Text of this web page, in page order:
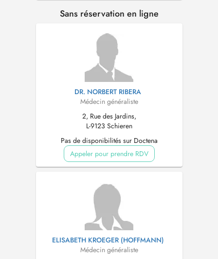
vacances d'été le cabinet sera fermé du ...
Sans réservation en ligne
DR. NORBERT RIBERA
Médecin généraliste
2, Rue des Jardins,
L-9123 Schieren
Pas de disponibilités sur Doctena
Appeler pour prendre RDV
ELISABETH KROEGER (HOFFMANN)
Médecin généraliste